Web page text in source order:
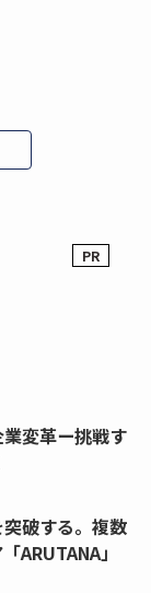
業変革ー挑戦す
突破する。複数
ARUTANA」